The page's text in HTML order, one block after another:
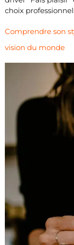
choix
Comprendre son
vision du monde